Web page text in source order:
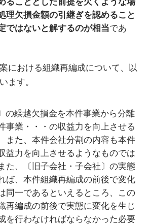
理欠損金額の引継ぎを認めること
ではないと解するのが相当であ
における組織再編成について、以
ます。
の繰越欠損金を本件事業から分離
事業・・・の収益力を向上させる
また、本件会社分割の内容も本件
益力を向上させるようなものでは
た、〔旧子会社・子会社〕の実態
ば、本件組織再編成の前後で変化
同一であるといえるところ、この
再編成の前後で実態に変化を生じ
を行わなければならなかった必要